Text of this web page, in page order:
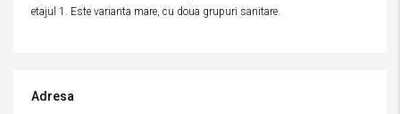
etajul 1. Este varianta mare, cu doua grupuri sanitare.
Adresa